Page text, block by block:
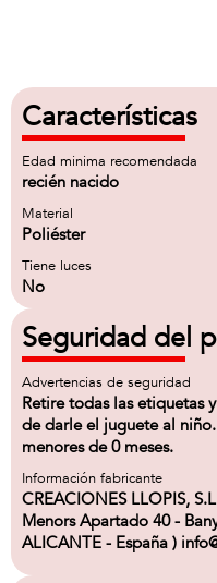
Características
Edad minima recomendada
recién nacido
Material
Poliéster
Tiene luces
No
Seguridad del
Advertencias de seguridad
Retire todas las etiquetas
de darle el juguete al
menores de 0 meses.
Información fabricante
CREACIONES LLOPIS,
Menors Apartado 40 -
ALICANTE - España )